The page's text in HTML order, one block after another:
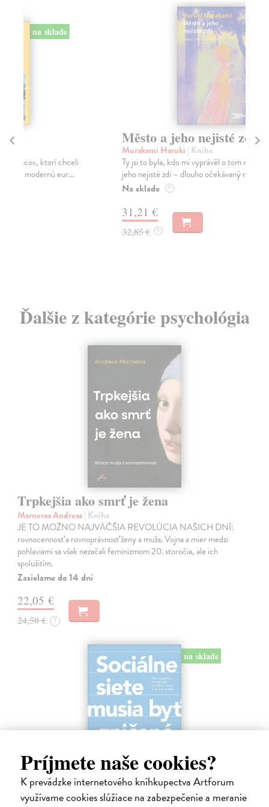
Príjmete naše cookies?
K prevádzke internetového kníhkupectva Artforum
využívame cookies slúžiace na zabezpečenie a meranie
na sklade
Město a jeho nejisté zdi
| Kniha
Ty jsi to byla, kdo mi vyprávěl o tom městě. Město a
jeho nejisté zdi – dlouho očekávaný román Haru...
Ďalšie z kategórie psychológia
Trpkejšia ako smrť je žena
Marneros Andreas| Kniha
JE TO MOŽNO NAJVÄČŠIA REVOLÚCIA NAŠICH DNÍ:
rovnocennosť a rovnoprávnosť ženy a muža. Vojna a mier medzi
pohlaviami sa však nezačali feminizmom 20. storočia, ale ich
spolužitím.
Zasielame do 14 dní
22,05 €
24,50 € ?
na sklade